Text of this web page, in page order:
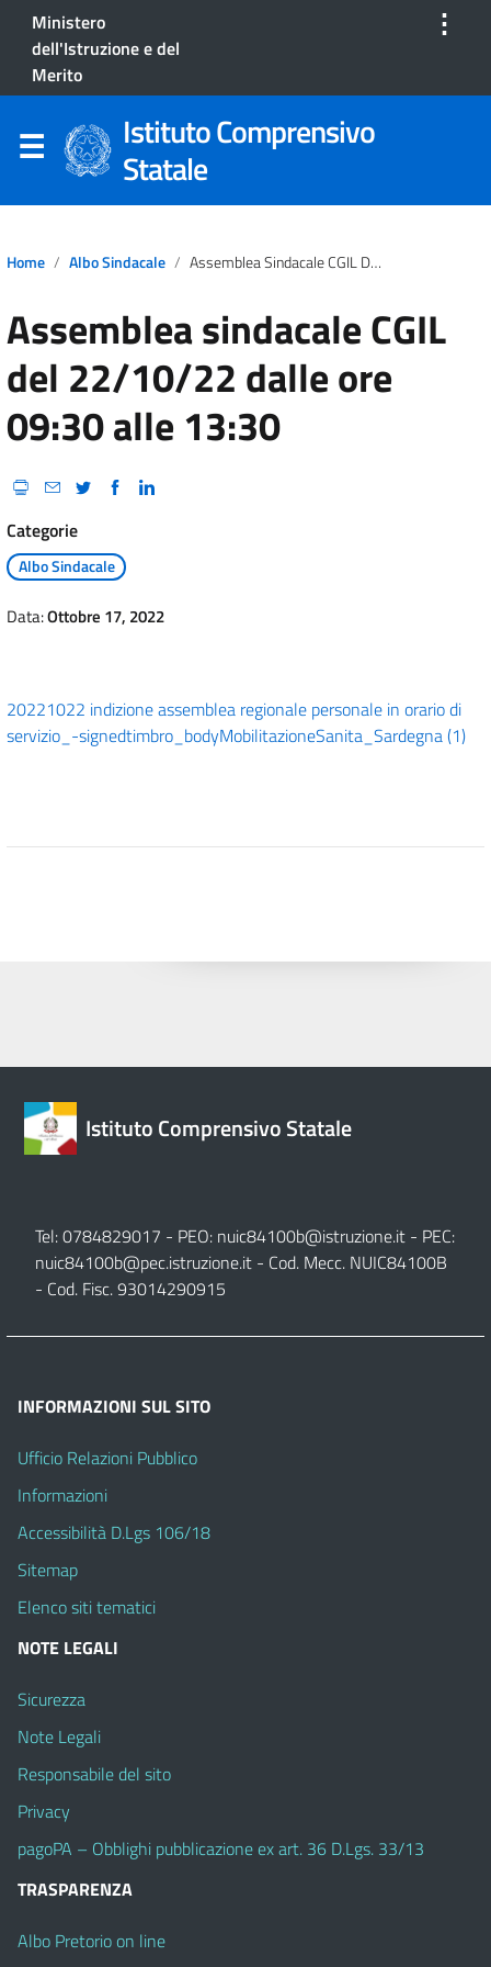
Ministero
dell'Istruzione e del
Merito
⋮
Istituto Comprensivo
Statale
Home Albo Sindacale Assemblea Sindacale CGIL Del 22/10/22 Dalle Ore 09:30 Alle 13:30
Assemblea sindacale CGIL
del 22/10/22 dalle ore
09:30 alle 13:30
Categorie
Albo Sindacale
Data:Ottobre 17, 2022
20221022 indizione assemblea regionale personale in orario di
servizio_-signedtimbro_bodyMobilitazioneSanita_Sardegna (1)
Istituto Comprensivo Statale
Tel: 0784829017 - PEO: nuic84100b@istruzione.it - PEC:
nuic84100b@pec.istruzione.it - Cod. Mecc. NUIC84100B
- Cod. Fisc. 93014290915
INFORMAZIONI SUL SITO
Ufficio Relazioni Pubblico
Informazioni
Accessibilità D.Lgs 106/18
Sitemap
Elenco siti tematici
NOTE LEGALI
Sicurezza
Note Legali
Responsabile del sito
Privacy
pagoPA – Obblighi pubblicazione ex art. 36 D.Lgs. 33/13
TRASPARENZA
Albo Pretorio on line